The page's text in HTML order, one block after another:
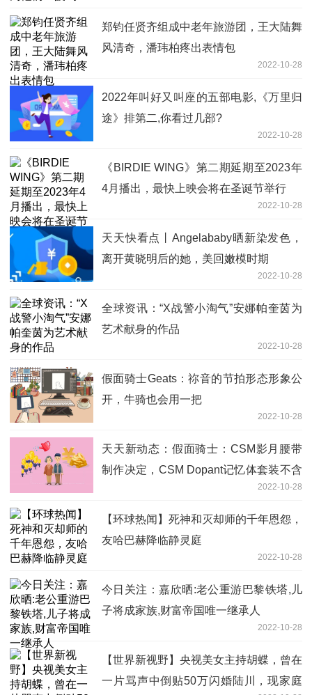
郑钧任贤齐组成中老年旅游团，王大陆舞
风清奇，潘玮柏疼出表情包
2022-10-28
2022年叫好又叫座的五部电影,《万里归
途》排第二,你看过几部?
2022-10-28
《BIRDIE WING》第二期延期至2023年
4月播出，最快上映会将在圣诞节举行
2022-10-28
天天快看点丨Angelababy晒新染发色，
离开黄晓明后的她，美回嫩模时期
2022-10-28
全球资讯：“X战警小淘气”安娜帕奎茵为
艺术献身的作品
2022-10-28
假面骑士Geats：祢音的节拍形态形象公
开，牛骑也会用一把
2022-10-28
天天新动态：假面骑士：CSM影月腰带
制作决定，CSM Dopant记忆体套装不含
2022-10-28
【环球热闻】死神和灭却师的千年恩怨，
友哈巴赫降临静灵庭
2022-10-28
今日关注：嘉欣晒:老公重游巴黎铁塔,儿
子将成家族,财富帝国唯一继承人
2022-10-28
【世界新视野】央视美女主持胡蝶，曾在
一片骂声中倒贴50万闪婚陆川，现家庭